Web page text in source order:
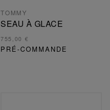
TOMMY
SEAU À GLACE
755,00 €
PRÉ-COMMANDE